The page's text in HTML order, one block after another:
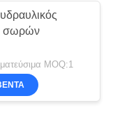
σωρών
MOQ:1